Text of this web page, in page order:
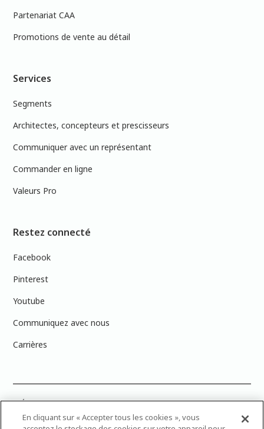
Partenariat CAA
Promotions de vente au détail
Services
Segments
Architectes, concepteurs et prescisseurs
Communiquer avec un représentant
Commander en ligne
Valeurs Pro
Restez connecté
Facebook
Pinterest
Youtube
Communiquez avec nous
Carrières
PRÉCISION DES COULEURS : Veuillez noter que les couleurs affichées à
l’écran peuvent ne pas correspondre exactement aux couleurs de
peinture réelles en raison des variations de calibration des écrans.
En cliquant sur « Accepter tous les cookies », vous